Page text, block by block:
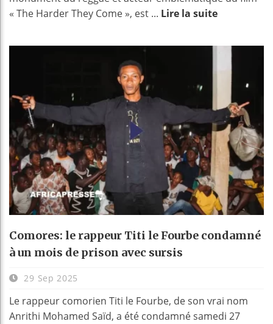
« The Harder They Come », est ... Lire la suite
Comores: le rappeur Titi le Fourbe condamné
à un mois de prison avec sursis
29 Sep 2025
Le rappeur comorien Titi le Fourbe, de son vrai nom
Anrithi Mohamed Saïd, a été condamné samedi 27